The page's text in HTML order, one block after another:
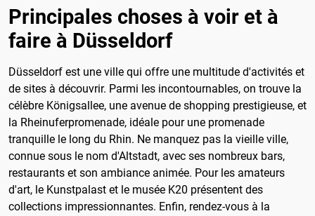
Principales choses à voir et à
faire à Düsseldorf
Düsseldorf est une ville qui offre une multitude d'activités et
de sites à découvrir. Parmi les incontournables, on trouve la
célèbre Königsallee, une avenue de shopping prestigieuse, et
la Rheinuferpromenade, idéale pour une promenade
tranquille le long du Rhin. Ne manquez pas la vieille ville,
connue sous le nom d'Altstadt, avec ses nombreux bars,
restaurants et son ambiance animée. Pour les amateurs
d'art, le Kunstpalast et le musée K20 présentent des
collections impressionnantes. Enfin, rendez-vous à la